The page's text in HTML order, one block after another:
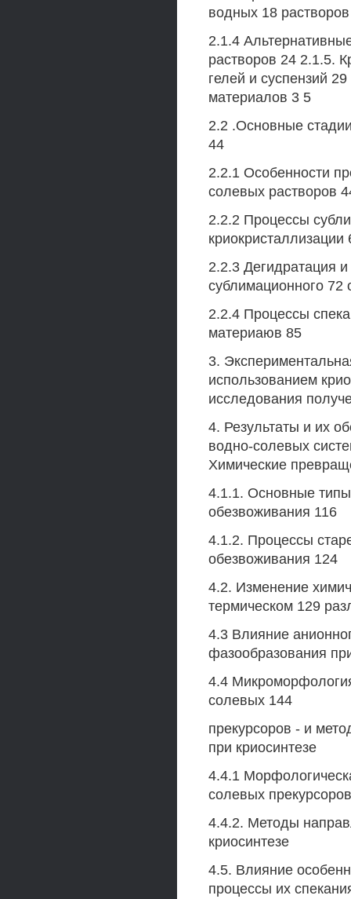
водных 18
2.1.4
растворов 24 2.1.5.
гелей и суспензий
материалов 3 5
2.2 .Основные
44
2.2.1 Особенности
солевых растворов
2.2.2 Процессы
криокристаллизации
2.2.3 Дегидратация
сублимационного 72
2.2.4 Процессы
материаюв 85
3.
использованием
исследования
4. Результаты и их
водно-солевых
Химические
4.1.1. Основные
обезвоживания 116
4.1.2. Процессы
обезвоживания 124
4.2. Изменение
термическом 129
4.3 Влияние
фазообразования
4.4
солевых 144
прекурсоров - и
при криосинтезе
4.4.1
солевых
4.4.2. Методы
криосинтезе
4.5. Влияние
процессы их